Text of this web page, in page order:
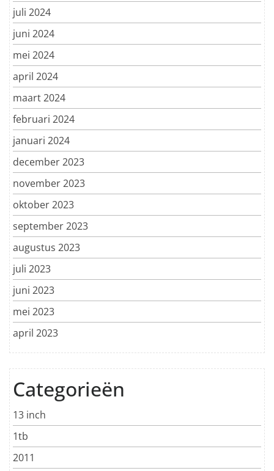
juli 2024
juni 2024
mei 2024
april 2024
maart 2024
februari 2024
januari 2024
december 2023
november 2023
oktober 2023
september 2023
augustus 2023
juli 2023
juni 2023
mei 2023
april 2023
Categorieën
13 inch
1tb
2011